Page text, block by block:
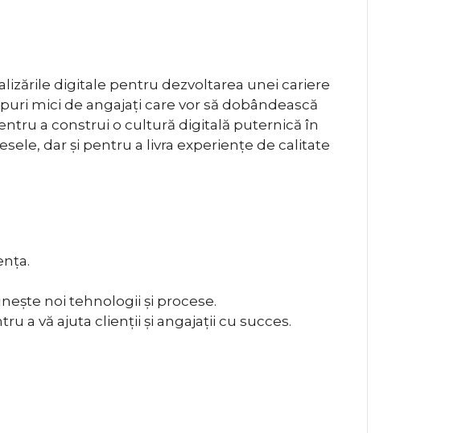
digitale pentru dezvoltarea unei cariere
mici de angajați care vor să dobândească
a construi o cultură digitală puternică în
dar și pentru a livra experiențe de calitate
noi tehnologii și procese.
a vă ajuta clienții și angajații cu succes.